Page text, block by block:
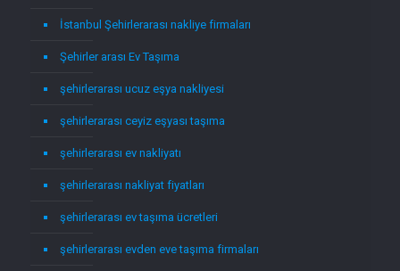
İstanbul Şehirlerarası nakliye firmaları
Şehirler arası Ev Taşıma
şehirlerarası ucuz eşya nakliyesi
şehirlerarası ceyiz eşyası taşıma
şehirlerarası ev nakliyatı
şehirlerarası nakliyat fiyatları
şehirlerarası ev taşıma ücretleri
şehirlerarası evden eve taşıma firmaları